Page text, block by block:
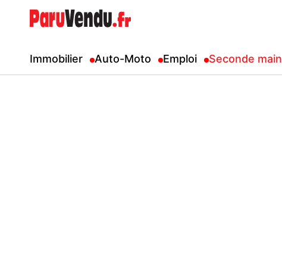
Immobilier Auto-Moto Emploi Seconde main